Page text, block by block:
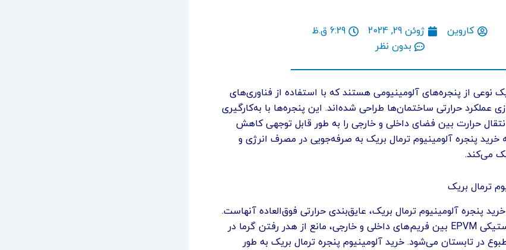
کاروین ژوئن 29, 2024
6:29 ق.ظ
بدون نظر
نوعی از پنجره‌های آلومینیومی هستند که با استفاده از فناوری‌های
عملکرد حرارتی ساختمان‌ها طراحی شده‌اند. این پنجره‌ها با به‌کارگیری
حرارت بین فضای داخلی و خارجی را به طور قابل توجهی کاهش
پنجره آلومینیوم ترمال بریک به صرفه‌جویی در مصرف انرژی و
می‌کند.
ترمال بریک
پنجره آلومینیوم ترمال بریک، عایق‌بندی حرارتی فوق‌العاده آنهاست.
استفاده از لایه پلاستیکی EPVM بین فریم‌های داخلی و خارجی، مانع از هدر رفتن گرما در
در تابستان می‌شود. خرید آلومینیوم پنجره ترمال بریک به طور